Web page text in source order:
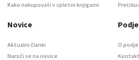
Kako nakupovati v spletni knjigarni
Novice
Aktualni članki
Naroči se na novice
O
Kontakt